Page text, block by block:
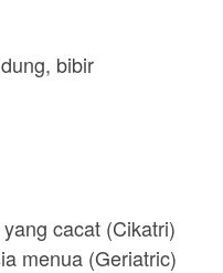
bibir
cacat (Cikatri)
menua (Geriatric)